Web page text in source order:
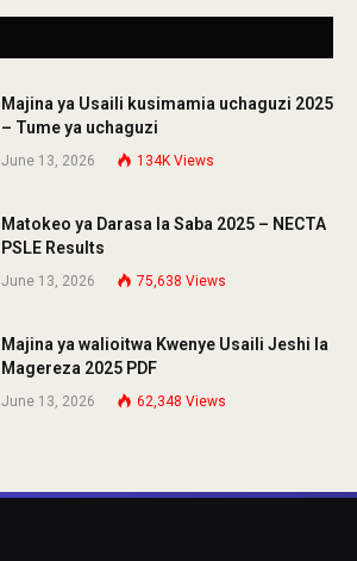
Majina ya Usaili kusimamia uchaguzi 2025
– Tume ya uchaguzi
June 13, 2026 134K Views
Matokeo ya Darasa la Saba 2025 – NECTA
PSLE Results
June 13, 2026 75,638 Views
Majina ya walioitwa Kwenye Usaili Jeshi la
Magereza 2025 PDF
June 13, 2026 62,348 Views